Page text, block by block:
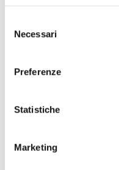
delNecessari
Preferenze
Statistiche
Marketing